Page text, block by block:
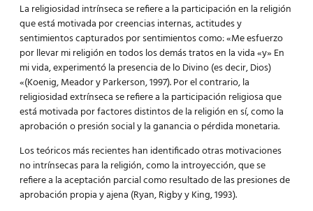
La religiosidad intrínseca se refiere a la participación en la religión
que está motivada por creencias internas, actitudes y
sentimientos capturados por sentimientos como: «Me esfuerzo
por llevar mi religión en todos los demás tratos en la vida «y» En
mi vida, experimentó la presencia de lo Divino (es decir, Dios)
«(Koenig, Meador y Parkerson, 1997). Por el contrario, la
religiosidad extrínseca se refiere a la participación religiosa que
está motivada por factores distintos de la religión en sí, como la
aprobación o presión social y la ganancia o pérdida monetaria.
Los teóricos más recientes han identificado otras motivaciones
no intrínsecas para la religión, como la introyección, que se
refiere a la aceptación parcial como resultado de las presiones de
aprobación propia y ajena (Ryan, Rigby y King, 1993).